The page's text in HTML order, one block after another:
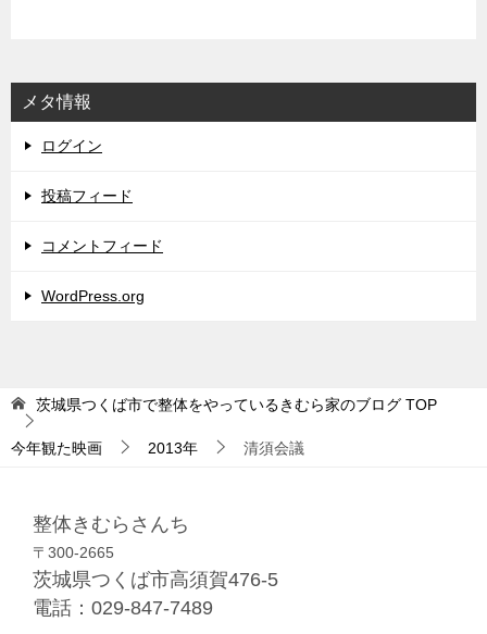
メタ情報
ログイン
投稿フィード
コメントフィード
WordPress.org
茨城県つくば市で整体をやっているきむら家のブログ TOP
今年観た映画 2013年 清須会議
整体きむらさんち
〒300-2665
茨城県つくば市高須賀476-5
電話：029-847-7489